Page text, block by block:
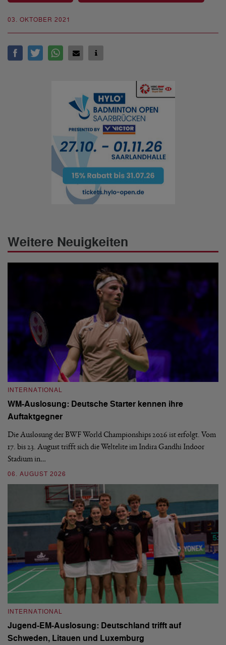
03. OKTOBER 2021
Weitere Neuigkeiten
INTERNATIONAL
WM-Auslosung: Deutsche Starter kennen ihre
Auftaktgegner
Die Auslosung der BWF World Championships 2026 ist erfolgt. Vom
17. bis 23. August trifft sich die Weltelite im Indira Gandhi Indoor
Stadium in…
06. AUGUST 2026
INTERNATIONAL
Jugend-EM-Auslosung: Deutschland trifft auf
Schweden, Litauen und Luxemburg